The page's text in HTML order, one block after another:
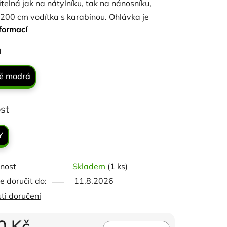
jak na nátylníku, tak na nánosníku,
cm vodítka s karabinou. Ohlávka je
u čelenky, nosního pásku a lícnic a
stříbrným nebo růžovým zlatem.
modrá
Skladem (1 ks)
doručit do:
11.8.2026
doručení